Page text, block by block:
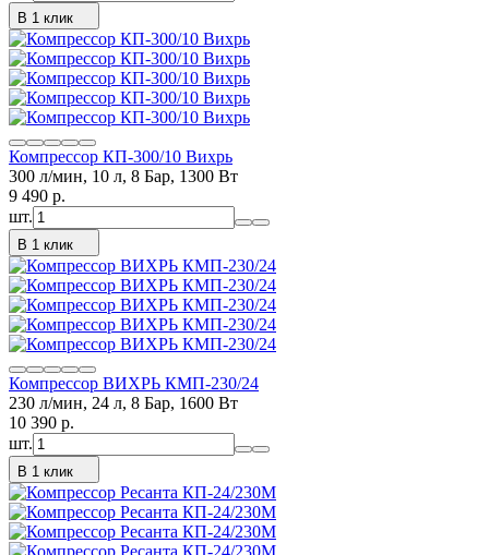
В 1 клик
Компрессор КП-300/10 Вихрь
300 л/мин, 10 л, 8 Бар, 1300 Вт
9 490 p.
шт.
В 1 клик
Компрессор ВИХРЬ КМП-230/24
230 л/мин, 24 л, 8 Бар, 1600 Вт
10 390 p.
шт.
В 1 клик